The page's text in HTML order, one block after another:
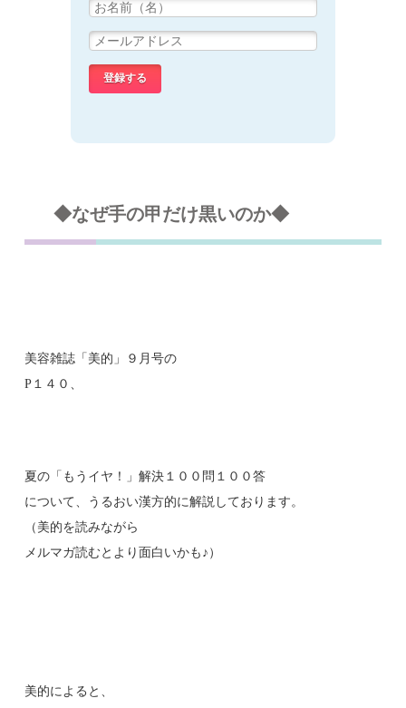
◆なぜ手の甲だけ黒いのか◆
美容雑誌「美的」９月号の
P１４０、
夏の「もうイヤ！」解決１００問１００答
について、うるおい漢方的に解説しております。
（美的を読みながら
メルマガ読むとより面白いかも♪）
美的によると、